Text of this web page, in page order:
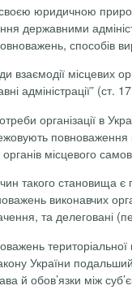
юридичною
державними
способів
взаємодії місцевих
адміністрації”
організації в
повноваження
місцевого
такого становища є
виконавчих
та делеговані
України
й обов’язки між